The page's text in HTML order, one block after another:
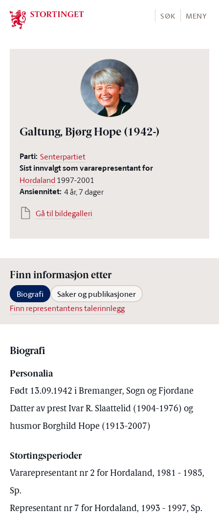
Stortinget.no
SØK MENY
Galtung, Bjørg Hope (1942-)
Parti: Senterpartiet
Sist innvalgt som vararepresentant for
Hordaland 1997-2001
Ansiennitet: 4 år, 7 dager
Gå til bildegalleri
Finn informasjon etter
Biografi Saker og publikasjoner
Finn representantens talerinnlegg
Biografi
Personalia
Født 13.09.1942 i Bremanger, Sogn og Fjordane
Datter av prest Ivar R. Slaattelid (1904-1976) og
husmor Borghild Hope (1913-2007)
Stortingsperioder
Vararepresentant nr 2 for Hordaland, 1981 - 1985,
Sp.
Representant nr 7 for Hordaland, 1993 - 1997, Sp.